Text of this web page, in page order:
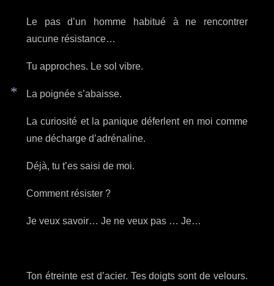
Le pas d’un homme habitué à ne rencontrer
aucune résistance…
Tu approches. Le sol vibre.
La poignée s’abaisse.
La curiosité et la panique déferlent en moi comme
une décharge d’adrénaline.
Déjà, tu t’es saisi de moi.
Comment résister ?
Je veux savoir… Je ne veux pas … Je…
Ton étreinte est d’acier. Tes doigts sont de velours.